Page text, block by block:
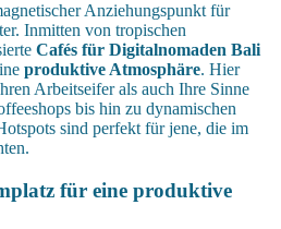
Anziehungspunkt für
Inmitten von tropischen
Cafés für Digitalnomaden Bali
produktive Atmosphäre. Hier
Arbeitseifer als auch Ihre Sinne
bis hin zu dynamischen
sind perfekt für jene, die im
für eine produktive